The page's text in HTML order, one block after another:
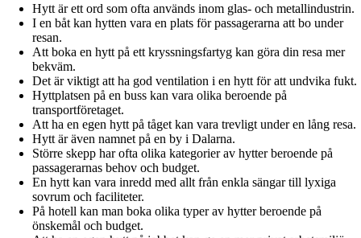
Hytt är ett ord som ofta används inom glas- och metallindustrin.
I en båt kan hytten vara en plats för passagerarna att bo under
resan.
Att boka en hytt på ett kryssningsfartyg kan göra din resa mer
bekväm.
Det är viktigt att ha god ventilation i en hytt för att undvika fukt.
Hyttplatsen på en buss kan vara olika beroende på
transportföretaget.
Att ha en egen hytt på tåget kan vara trevligt under en lång resa.
Hytt är även namnet på en by i Dalarna.
Större skepp har ofta olika kategorier av hytter beroende på
passagerarnas behov och budget.
En hytt kan vara inredd med allt från enkla sängar till lyxiga
sovrum och faciliteter.
På hotell kan man boka olika typer av hytter beroende på
önskemål och budget.